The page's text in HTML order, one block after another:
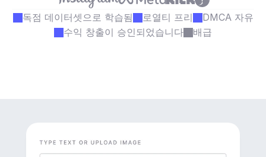
독점 데이터셋으로 학습됨 로열티 프리
DMCA 자유
수익 창출이 승인되었습니다
배급